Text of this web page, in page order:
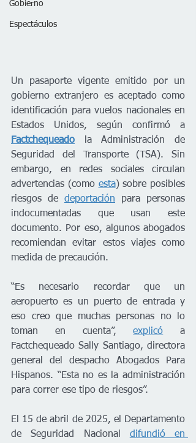
Gobierno
Espectáculos
Un pasaporte vigente emitido por un
gobierno extranjero es aceptado como
identificación para vuelos nacionales en
Factchequeado la Administración de
Seguridad del Transporte (TSA). Sin
embargo, en redes sociales circulan
advertencias (como esta) sobre posibles
riesgos de deportación para personas
indocumentadas que usan este
documento. Por eso, algunos abogados
recomiendan evitar estos viajes como
medida de precaución.
“Es necesario recordar que un
aeropuerto es un puerto de entrada y
eso creo que muchas personas no lo
toman en cuenta”, explicó a
Factchequeado Sally Santiago, directora
general del despacho Abogados Para
Hispanos. “Esta no es la administración
para correr ese tipo de riesgos”.
El 15 de abril de 2025, el Departamento
de Seguridad Nacional difundió en